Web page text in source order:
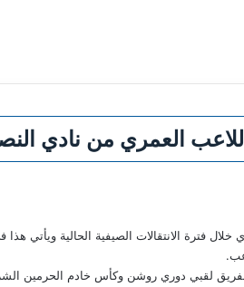
العمري من نادي
فترة الانتقالات الصيفية الحالية ويأتي
لقبي دوري روشن وكأس خادم الحرمين